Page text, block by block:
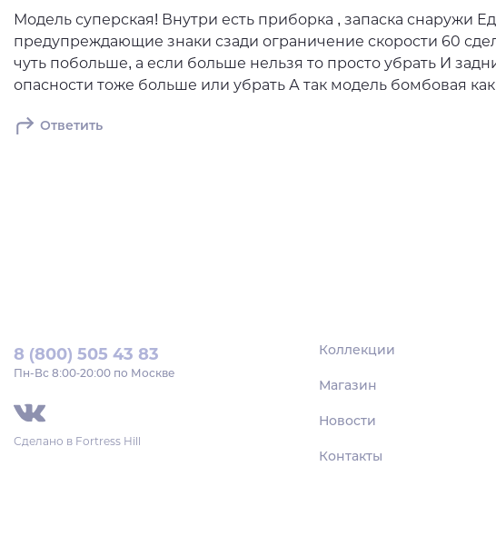
Модель суперская! Внутри есть приборка , запаска снаружи
предупреждающие знаки сзади ограничение скорости 60
чуть побольше, а если больше нельзя то просто убрать И
опасности тоже больше или убрать А так модель бомбовая
Ответить
8 (800) 505 43 83
Пн‑Вс 8:00-20:00 по Москве
Сделано в Fortress Hill
Коллекции
Магазин
Новости
Контакты